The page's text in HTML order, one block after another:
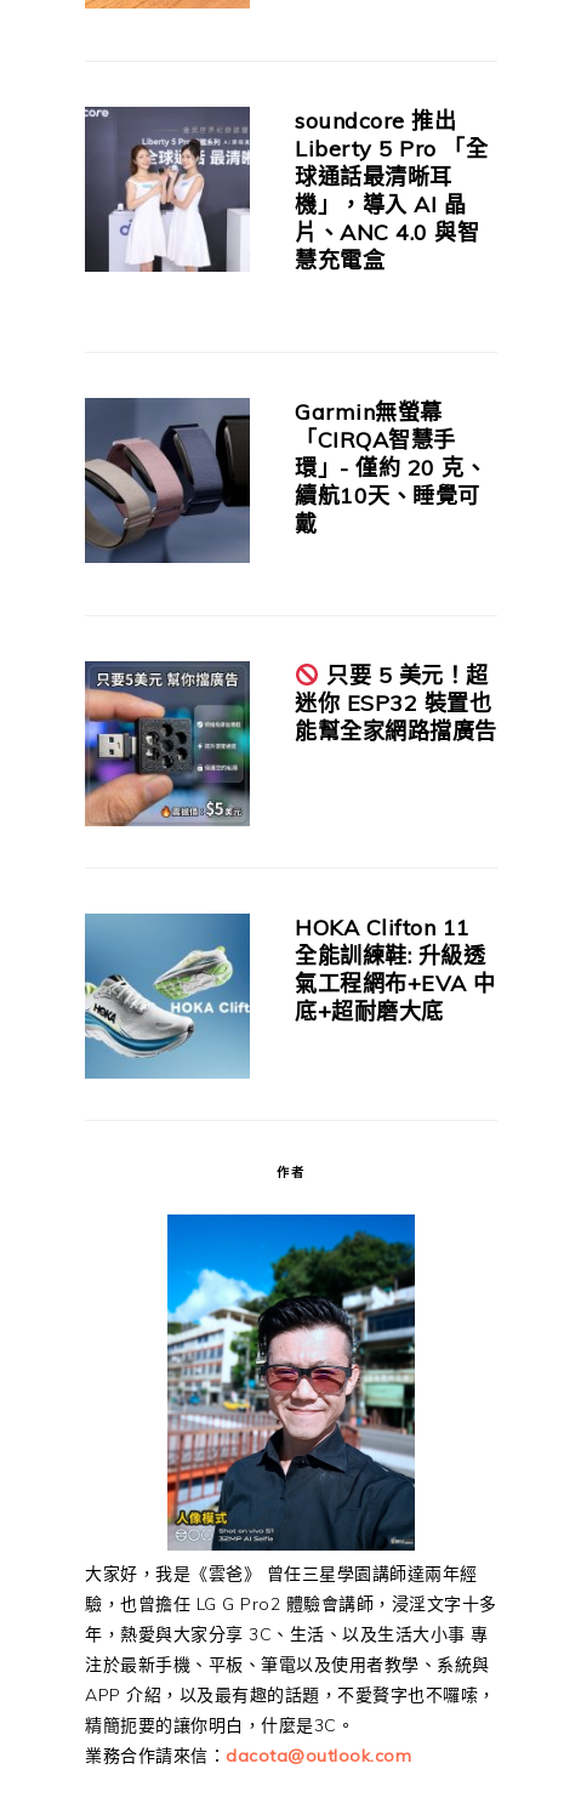
soundcore 推出
Liberty 5 Pro 「全
球通話最清晰耳
機」，導入 AI 晶
片、ANC 4.0 與智
慧充電盒
Garmin無螢幕
「CIRQA智慧手
環」- 僅約 20 克、
續航10天、睡覺可
戴
只要 5 美元！超
迷你 ESP32 裝置也
能幫全家網路擋廣告
HOKA Clifton 11
全能訓練鞋: 升級透
氣工程網布+EVA 中
底+超耐磨大底
作者
大家好，我是《雲爸》 曾任三星學園講師達兩年經
驗，也曾擔任 LG G Pro2 體驗會講師，浸淫文字十多
年，熱愛與大家分享 3C、生活、以及生活大小事 專
注於最新手機、平板、筆電以及使用者教學、系統與
APP 介紹，以及最有趣的話題，不愛贅字也不囉嗦，
精簡扼要的讓你明白，什麼是3C。
業務合作請來信： dacota@outlook.com